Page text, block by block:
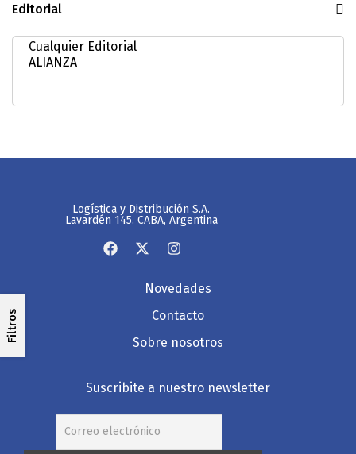
Editorial
Filtros
Logística y Distribución S.A.
Lavardén 145. CABA, Argentina
Novedades
Contacto
Sobre nosotros
Suscribite a nuestro newsletter